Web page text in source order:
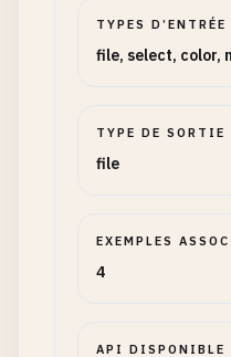
TYPES D’ENTRÉE
file, select, color,
TYPE DE SORTIE
file
EXEMPLES
4
API DISPONIBLE